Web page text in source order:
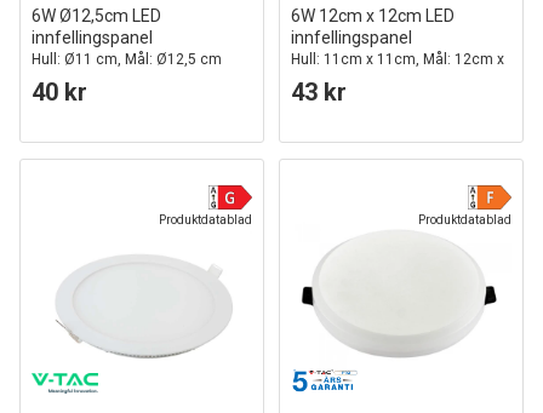
6W Ø12,5cm LED
innfellingspanel
Hull: Ø11 cm, Mål: Ø12,5 cm
40 kr
6W 12cm x 12cm LED
innfellingspanel
Hull: 11cm x 11cm, Mål: 12cm x
12cm
43 kr
Produktdatablad Produktdatablad